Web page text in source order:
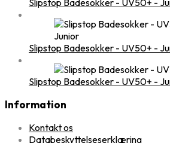
Slipstop Badesokker - UV50+ -
Slipstop Badesokker - UV50+ -
Slipstop Badesokker - UV50+ -
Information
Kontakt os
Databeskyttelseserklæring